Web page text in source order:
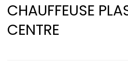
CHAUFFEUSE
CENTRE